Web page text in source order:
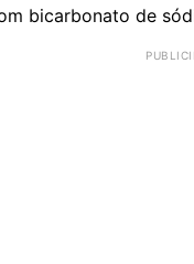
bicarbonato de